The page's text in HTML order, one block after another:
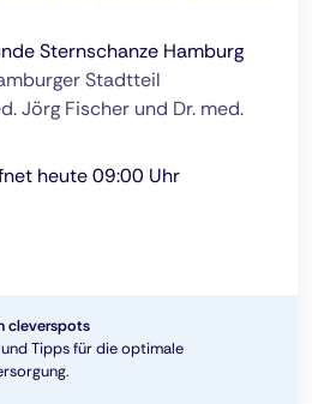
Sternschanze Hamburg
Stadtteil
Jörg Fischer und Dr. med.
heute 09:00 Uhr
cleverspots
Tipps für die optimale